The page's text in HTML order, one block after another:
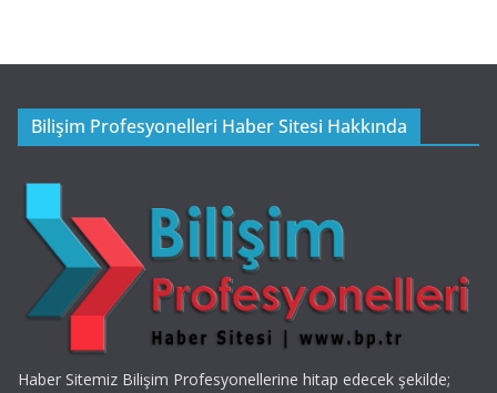
Bilişim Profesyonelleri Haber Sitesi Hakkında
Haber Sitemiz Bilişim Profesyonellerine hitap edecek şekilde;